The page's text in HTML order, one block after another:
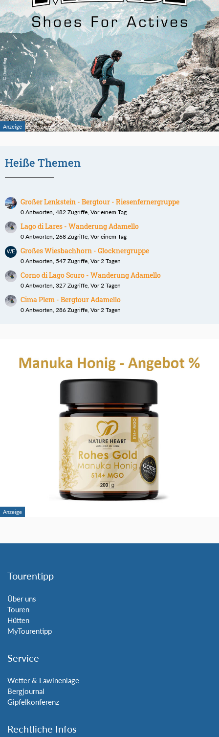
Heiße Themen
Großer Lenkstein - Bergtour - Riesenfernergruppe
0 Antworten, 482 Zugriffe, Vor einem Tag
Lago di Lares - Wanderung Adamello
0 Antworten, 268 Zugriffe, Vor einem Tag
Großes Wiesbachhorn - Glocknergruppe
0 Antworten, 547 Zugriffe, Vor 2 Tagen
Corno di Lago Scuro - Wanderung Adamello
0 Antworten, 327 Zugriffe, Vor 2 Tagen
Cima Plem - Bergtour Adamello
0 Antworten, 286 Zugriffe, Vor 2 Tagen
Tourentipp
Über uns
Touren
Hütten
MyTourentipp
Service
Wetter & Lawinenlage
Bergjournal
Gipfelkonferenz
Rechtliche Infos